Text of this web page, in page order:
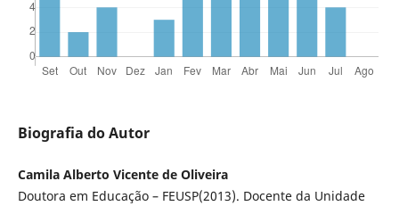
Biografia do Autor
Camila Alberto Vicente de Oliveira
Doutora em Educação – FEUSP(2013). Docente da Unidade